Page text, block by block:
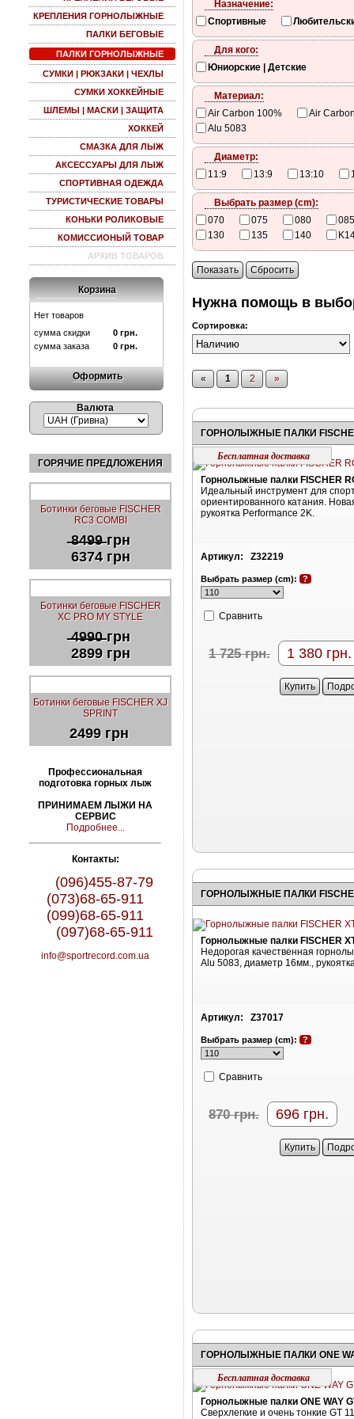
КРЕПЛЕНИЯ ГОРНОЛЫЖНЫЕ
ПАЛКИ БЕГОВЫЕ
ПАЛКИ ГОРНОЛЫЖНЫЕ
СУМКИ | РЮКЗАКИ | ЧЕХЛЫ
СУМКИ ХОККЕЙНЫЕ
ШЛЕМЫ | МАСКИ | ЗАЩИТА
ХОККЕЙ
СМАЗКА ДЛЯ ЛЫЖ
АКСЕССУАРЫ ДЛЯ ЛЫЖ
СПОРТИВНАЯ ОДЕЖДА
ТУРИСТИЧЕСКИЕ ТОВАРЫ
КОНЬКИ РОЛИКОВЫЕ
КОМИССИОНЫЙ ТОВАР
АРХИВ ТОВАРОВ
Корзина
Нет товаров
сумма скидки
0 грн.
сумма заказа
0 грн.
Оформить
Валюта
ГОРЯЧИЕ ПРЕДЛОЖЕНИЯ
Ботинки беговые FISCHER
RC3 COMBI
̶8̶4̶9̶9̶ грн
6374 грн
Ботинки беговые FISCHER
XC PRO MY STYLE
̶4̶9̶9̶0̶ грн
2899 грн
Ботинки беговые FISCHER XJ
SPRINT
2499 грн
Профессиональная
подготовка горных лыж
ПРИНИМАЕМ ЛЫЖИ НА
СЕРВИС
Подробнее...
Контакты:
(096)455-87-79
(073)68-65-911
(099)68-65-911
(097)68-65-911
info@sportrecord.com.ua
Назначение:
Спортивные
Для кого:
Юниорские | Детские
Материал:
Air Carbon 100%
Air
Alu 5083
Диаметр:
11:9
13:9 13:10
Выбрать размер (cm):
070
075 080
085
130
135 140
Показать Сбросить
Нужна помощь в
Сортировка:
« 1 2 »
Бесплатная доставка
Горнолыжные палки FISCHER
Идеальный инструмент для
ориентированного катания.
рукоятка Performance 2K.
Артикул: Z32219
Выбрать размер (cm): ?
Cравнить
1 725грн. 1 380 грн.
Купить
ГОРНОЛЫЖНЫЕ ПАЛКИ
Горнолыжные палки FISCHER
Недорогая качественная
Alu 5083, диаметр 16мм.,
Артикул: Z37017
Выбрать размер (cm): ?
Cравнить
870грн. 696 грн.
Купить
Бесплатная доставка
Горнолыжные палки ONE WAY
Сверхлегкие и очень тонкие GT